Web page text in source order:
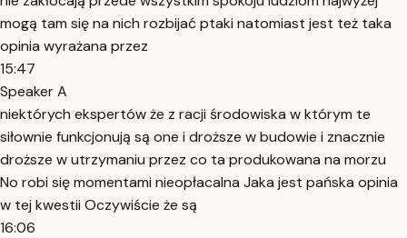
mogą tam się na nich rozbijać ptaki natomiast jest też taka
opinia wyrażana przez
15:47
Speaker A
niektórych ekspertów że z racji środowiska w którym te
siłownie funkcjonują są one i droższe w budowie i znacznie
droższe w utrzymaniu przez co ta produkowana na morzu
No robi się momentami nieopłacalna Jaka jest pańska opinia
w tej kwestii Oczywiście że są
16:06